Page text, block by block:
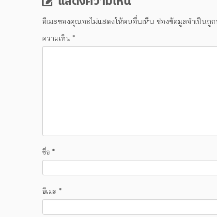
อีเมลของคุณจะไม่แสดงให้คนอื่นเห็น ช่องข้อมูลจำเป็นถู
ความเห็น *
ชื่อ *
อีเมล *